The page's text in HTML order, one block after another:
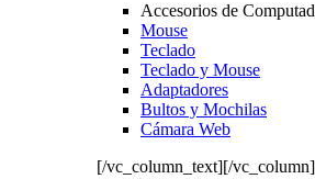
Accesorios de
Mouse
Teclado
Teclado y Mouse
Adaptadores
Bultos y Mochilas
Cámara Web
[/vc_column_text][/